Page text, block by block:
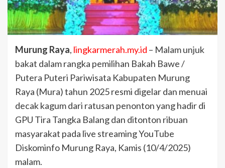
Murung Raya, lingkarmerah.my.id – Malam unjuk
bakat dalam rangka pemilihan Bakah Bawe /
Putera Puteri Pariwisata Kabupaten Murung
Raya (Mura) tahun 2025 resmi digelar dan menuai
decak kagum dari ratusan penonton yang hadir di
GPU Tira Tangka Balang dan ditonton ribuan
masyarakat pada live streaming YouTube
Diskominfo Murung Raya, Kamis (10/4/2025)
malam.